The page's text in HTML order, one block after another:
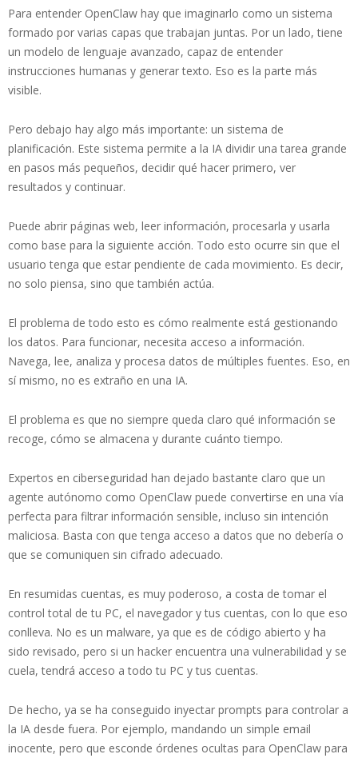
Para entender OpenClaw hay que imaginarlo como un sistema
formado por varias capas que trabajan juntas. Por un lado, tiene
un modelo de lenguaje avanzado, capaz de entender
instrucciones humanas y generar texto. Eso es la parte más
visible.
Pero debajo hay algo más importante: un sistema de
planificación. Este sistema permite a la IA dividir una tarea grande
en pasos más pequeños, decidir qué hacer primero, ver
resultados y continuar.
Puede abrir páginas web, leer información, procesarla y usarla
como base para la siguiente acción. Todo esto ocurre sin que el
usuario tenga que estar pendiente de cada movimiento. Es decir,
no solo piensa, sino que también actúa.
El problema de todo esto es cómo realmente está gestionando
los datos. Para funcionar, necesita acceso a información.
Navega, lee, analiza y procesa datos de múltiples fuentes. Eso, en
sí mismo, no es extraño en una IA.
El problema es que no siempre queda claro qué información se
recoge, cómo se almacena y durante cuánto tiempo.
Expertos en ciberseguridad han dejado bastante claro que un
agente autónomo como OpenClaw puede convertirse en una vía
perfecta para filtrar información sensible, incluso sin intención
maliciosa. Basta con que tenga acceso a datos que no debería o
que se comuniquen sin cifrado adecuado.
En resumidas cuentas, es muy poderoso, a costa de tomar el
control total de tu PC, el navegador y tus cuentas, con lo que eso
conlleva. No es un malware, ya que es de código abierto y ha
sido revisado, pero si un hacker encuentra una vulnerabilidad y se
cuela, tendrá acceso a todo tu PC y tus cuentas.
De hecho, ya se ha conseguido inyectar prompts para controlar a
la IA desde fuera. Por ejemplo, mandando un simple email
inocente, pero que esconde órdenes ocultas para OpenClaw para